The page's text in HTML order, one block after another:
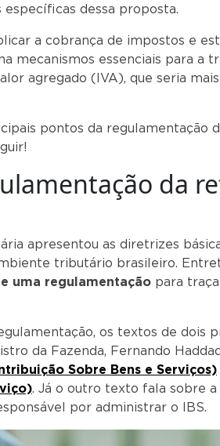
específicas dessa proposta.
a cobrança de impostos e
mecanismos essenciais para a
agregado (IVA), que seria
pontos da regulamentação
da
apresentou as diretrizes
tributário brasileiro.
uma regulamentação para
os textos de dois
da Fazenda, Fernando
Sobre Bens e Serviços)
. Já o outro texto fala sobre a
por administrar o IBS.